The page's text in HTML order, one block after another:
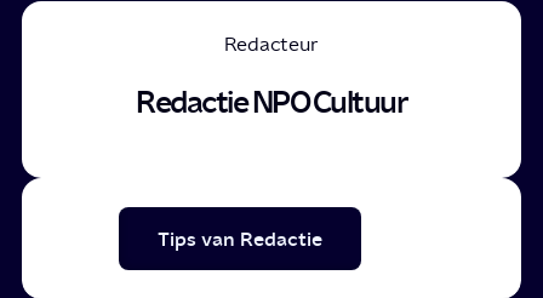
Redacteur
Redactie NPO Cultuur
Tips van Redactie